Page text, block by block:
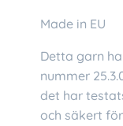
Made in EU
Detta garn
nummer
det har
och säkert